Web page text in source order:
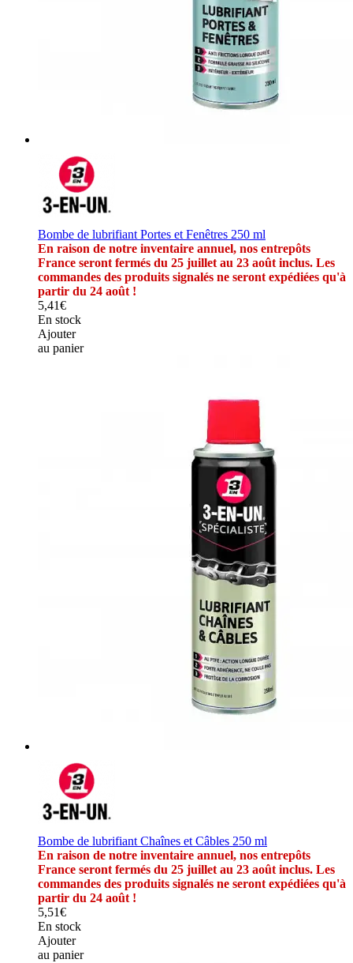
Bombe de lubrifiant Portes et Fenêtres 250 ml
En raison de notre inventaire annuel, nos entrepôts
France seront fermés du 25 juillet au 23 août inclus. Les
commandes des produits signalés ne seront expédiées qu'à
partir du 24 août !
5,41€
En stock
Ajouter
au panier
Bombe de lubrifiant Chaînes et Câbles 250 ml
En raison de notre inventaire annuel, nos entrepôts
France seront fermés du 25 juillet au 23 août inclus. Les
commandes des produits signalés ne seront expédiées qu'à
partir du 24 août !
5,51€
En stock
Ajouter
au panier